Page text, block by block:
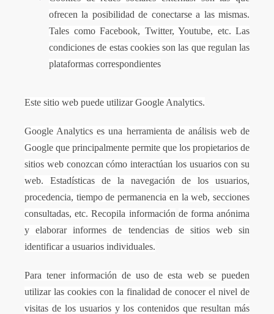
ofrecen la posibilidad de conectarse a las mismas.
Tales como Facebook, Twitter, Youtube, etc. Las
condiciones de estas cookies son las que regulan las
plataformas correspondientes
Este sitio web puede utilizar Google Analytics.
Google Analytics es una herramienta de análisis web de
Google que principalmente permite que los propietarios de
sitios web conozcan cómo interactúan los usuarios con su
web. Estadísticas de la navegación de los usuarios,
procedencia, tiempo de permanencia en la web, secciones
consultadas, etc. Recopila información de forma anónima
y elaborar informes de tendencias de sitios web sin
identificar a usuarios individuales.
Para tener información de uso de esta web se pueden
utilizar las cookies con la finalidad de conocer el nivel de
visitas de los usuarios y los contenidos que resultan más